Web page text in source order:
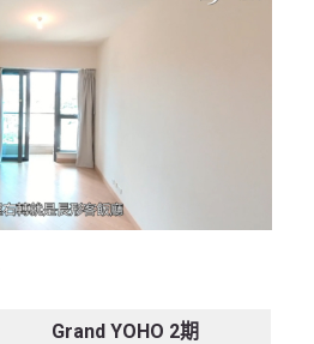
Grand YOHO 2期